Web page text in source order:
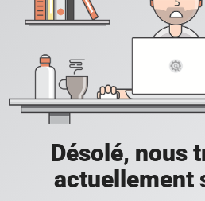
Désolé, nous
actuellement